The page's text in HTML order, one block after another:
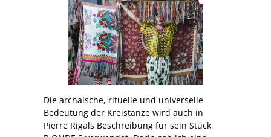
Die archaische, rituelle und universelle
Bedeutung der Kreistänze wird auch in
Pierre Rigals Beschreibung für sein Stück